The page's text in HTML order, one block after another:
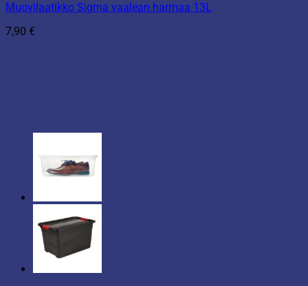
Muovilaatikko Sigma vaalean harmaa 13L
7,90 €